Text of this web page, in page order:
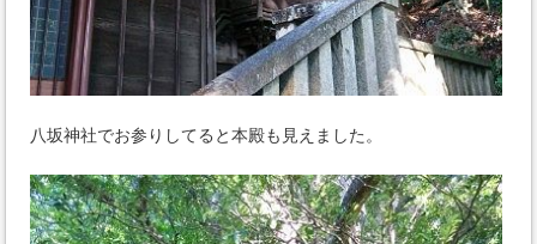
八坂神社でお参りしてると本殿も見えました。